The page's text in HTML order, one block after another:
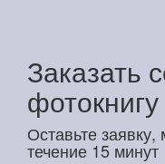
Заказать
фотокнигу
Оставьте
течение 15 минут